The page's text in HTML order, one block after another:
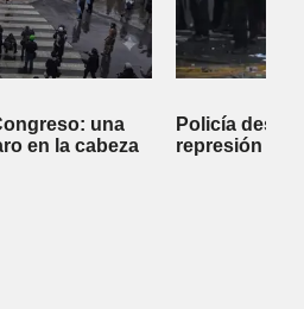
una
en la cabeza
Policía
represión